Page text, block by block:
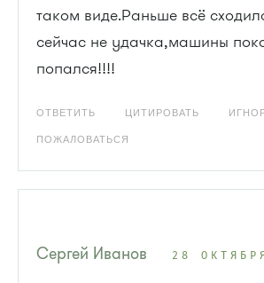
таком виде.Раньше всё
сейчас не удачка,машины
попался!!!!
ОТВЕТИТЬ ЦИТИРОВАТЬ
ПОЖАЛОВАТЬСЯ
Сергей Иванов 28